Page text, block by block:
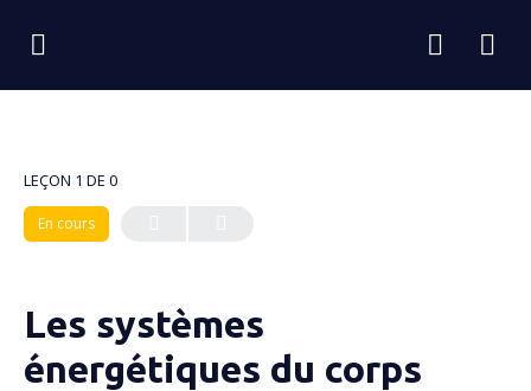
LEÇON 1 DE 0
En cours
Les systèmes
énergétiques du corps